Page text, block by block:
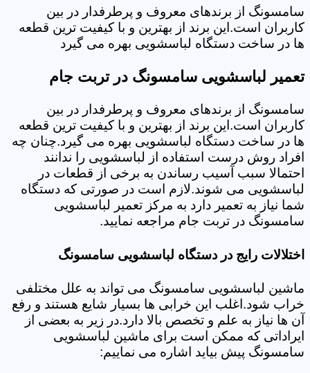
سامسونگ از برندهای معروف و پرطرفدار در بین
کاربران است.این برند از بهترین و با کیفیت ترین قطعه
ها در ساخت دستگاه لباسشویی بهره می گیرد
تعمیر لباسشویی سامسونگ در تربت جام
سامسونگ از برندهای معروف و پرطرفدار در بین
کاربران است.این برند از بهترین و با کیفیت ترین قطعه
ها در ساخت دستگاه لباسشویی بهره می گیرد.چنان چه
افراد روش درست استفاده از لباسشویی را ندانند
احتمالا سبب آسیب رساندن به برخی از قطعات در
لباسشویی می شوند.لازم است در صورتی که دستگاه
شما نیاز به تعمیر دارد به مرکز تعمیر لباسشویی
سامسونگ در تربت جام مراجعه نمایید.
اختلالات رایج در دستگاه لباسشویی سامسونگ
ماشین لباسشویی سامسونگ می تواند به علل مختلفی
خراب شود.اغلب این خرابی ها بسیار شایع هستند و رفع
آن ها نیاز به علم و تخصص بالا دارد.در زیر به بعضی از
ایراداتی که ممکن است برای ماشین لباسشویی
سامسونگ پیش بیاید اشاره می نماییم: